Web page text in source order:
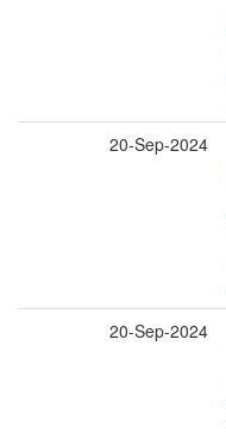
20-Sep-2024
20-Sep-2024